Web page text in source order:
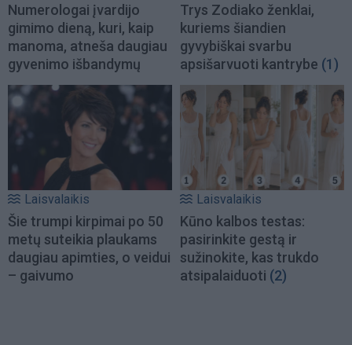
Numerologai įvardijo
gimimo dieną, kuri, kaip
manoma, atneša daugiau
gyvenimo išbandymų
Trys Zodiako ženklai,
kuriems šiandien
gyvybiškai svarbu
apsišarvuoti kantrybe (1)
Laisvalaikis
Šie trumpi kirpimai po 50
metų suteikia plaukams
daugiau apimties, o veidui
– gaivumo
Laisvalaikis
Kūno kalbos testas:
pasirinkite gestą ir
sužinokite, kas trukdo
atsipalaiduoti (2)